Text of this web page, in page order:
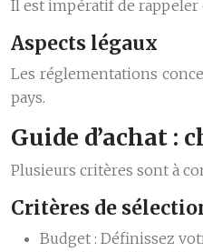
Il est impératif de rappeler
Aspects légaux
Les réglementations
pays.
Guide d’achat :
Plusieurs critères sont à
Critères de
Budget : Définissez